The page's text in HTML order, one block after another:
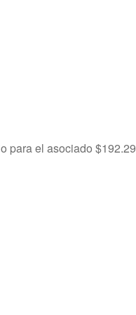
para el asociado$